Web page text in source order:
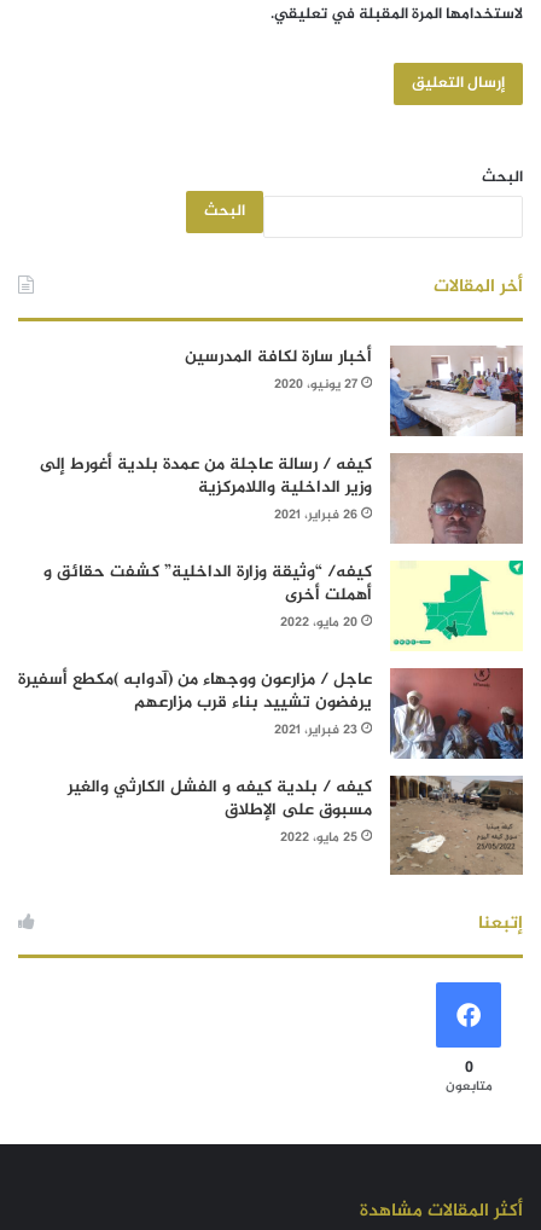
لاستخدامها المرة المقبلة في تعليقي.
البحث
البحث
أخر المقالات
أخبار سارة لكافة المدرسين
27 يونيو، 2020
كيفه / رسالة عاجلة من عمدة بلدية أغورط إلى
وزير الداخلية واللامركزية
26 فبراير، 2021
كيفه/ “وثيقة وزارة الداخلية” كشفت حقائق و
أهملت أخرى
20 مايو، 2022
عاجل / مزارعون ووجهاء من (آدوابه )مكطع أسفيرة
يرفضون تشييد بناء قرب مزارعهم
23 فبراير، 2021
كيفه / بلدية كيفه و الفشل الكارثي والغير
مسبوق على الإطلاق
25 مايو، 2022
إتبعنا
0
متابعون
أكثر المقالات مشاهدة